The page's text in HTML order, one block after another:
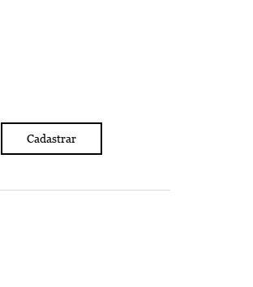
Cadastrar